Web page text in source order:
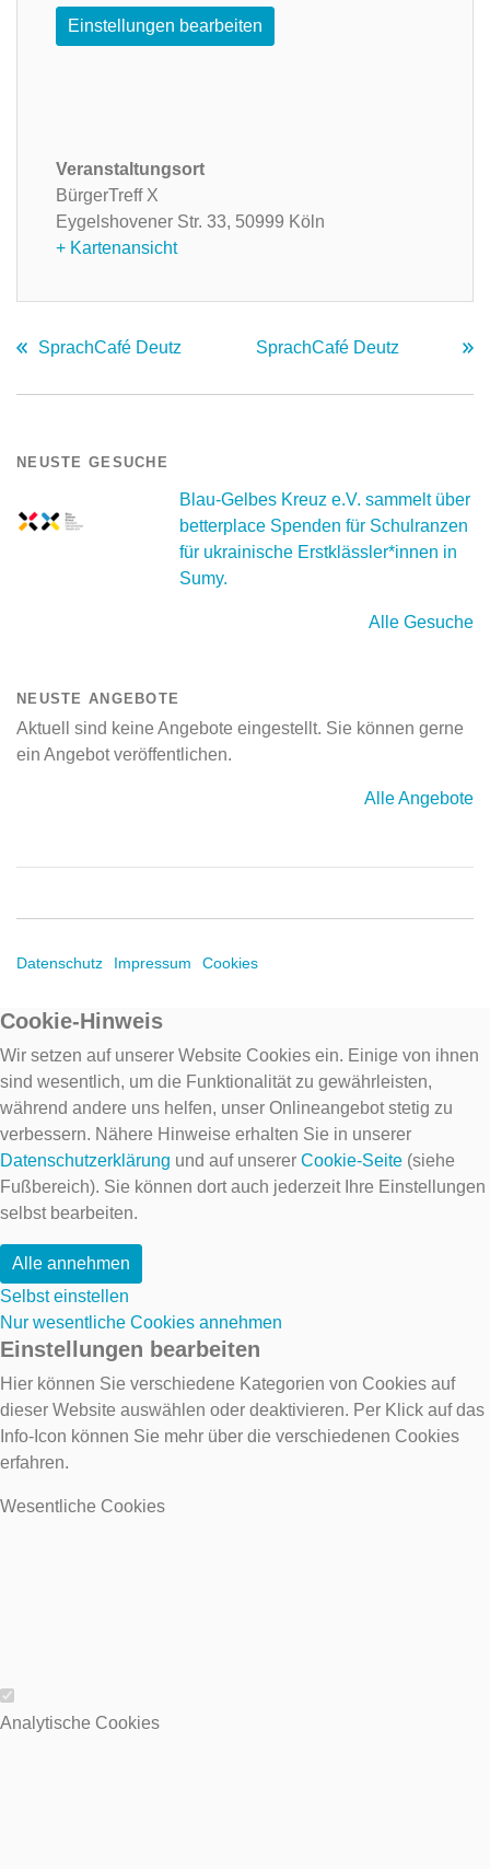
Einstellungen bearbeiten
Veranstaltungsort
BürgerTreff X
Eygelshovener Str. 33, 50999 Köln
+ Kartenansicht
SprachCafé Deutz SprachCafé Deutz
NEUSTE GESUCHE
Blau-Gelbes Kreuz e.V. sammelt über
betterplace Spenden für Schulranzen
für ukrainische Erstklässler*innen in
Sumy.
Alle Gesuche
NEUSTE ANGEBOTE
Aktuell sind keine Angebote eingestellt. Sie können gerne
ein Angebot veröffentlichen.
Alle Angebote
Datenschutz Impressum Cookies
Cookie-Hinweis
Wir setzen auf unserer Website Cookies ein. Einige von ihnen
sind wesentlich, um die Funktionalität zu gewährleisten,
während andere uns helfen, unser Onlineangebot stetig zu
verbessern. Nähere Hinweise erhalten Sie in unserer
Datenschutzerklärung und auf unserer Cookie-Seite (siehe
Fußbereich). Sie können dort auch jederzeit Ihre Einstellungen
selbst bearbeiten.
Alle annehmen
Selbst einstellen
Nur wesentliche Cookies annehmen
Einstellungen bearbeiten
Hier können Sie verschiedene Kategorien von Cookies auf
dieser Website auswählen oder deaktivieren. Per Klick auf das
Info-Icon können Sie mehr über die verschiedenen Cookies
erfahren.
Wesentliche Cookies
Wesentliche Cookies
Analytische Cookies